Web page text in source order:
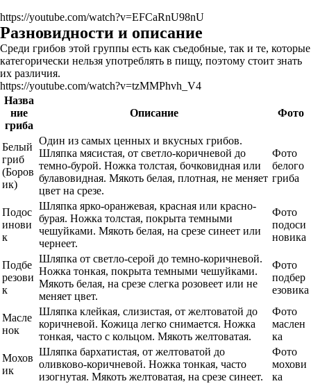
https://youtube.com/watch?v=EFCaRnU98nU
Разновидности и описание
Среди грибов этой группы есть как съедобные, так и те, которые
категорически нельзя употреблять в пищу, поэтому стоит знать
их различия.
https://youtube.com/watch?v=tzMMPhvh_V4
Назва
ние
гриба
Описание Фото
Белый
гриб
(Боров
ик)
Один из самых ценных и вкусных грибов.
Шляпка мясистая, от светло-коричневой до
темно-бурой. Ножка толстая, бочковидная или
булавовидная. Мякоть белая, плотная, не меняет
цвет на срезе.
Фото
белого
гриба
Подос
инови
к
Шляпка ярко-оранжевая, красная или красно-
бурая. Ножка толстая, покрыта темными
чешуйками. Мякоть белая, на срезе синеет или
чернеет.
Фото
подоси
новика
Подбе
резови
к
Шляпка от светло-серой до темно-коричневой.
Ножка тонкая, покрыта темными чешуйками.
Мякоть белая, на срезе слегка розовеет или не
меняет цвет.
Фото
подбер
езовика
Масле
нок
Шляпка клейкая, слизистая, от желтоватой до
коричневой. Кожица легко снимается. Ножка
тонкая, часто с кольцом. Мякоть желтоватая.
Фото
маслен
ка
Мохов
ик
Шляпка бархатистая, от желтоватой до
оливково-коричневой. Ножка тонкая, часто
изогнутая. Мякоть желтоватая, на срезе синеет.
Фото
мохови
ка